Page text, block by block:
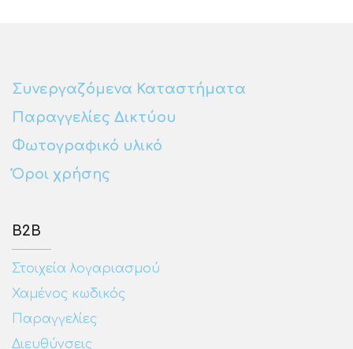
Συνεργαζόμενα Καταστήματα
Παραγγελίες Δικτύου
Φωτογραφικό υλικό
Όροι χρήσης
Β2Β
Στοιχεία λογαριασμού
Χαμένος κωδικός
Παραγγελίες
Διευθύνσεις